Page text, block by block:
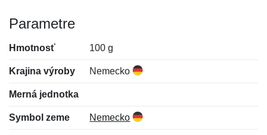
Parametre
Hmotnosť 100 g
Krajina výroby Nemecko
Merná jednotka
Symbol zeme Nemecko